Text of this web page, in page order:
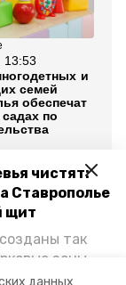
данных
чистят:
Ставрополье
щит
так
зоны,
выхлопных
13:53
и
семей
обеспечат
по